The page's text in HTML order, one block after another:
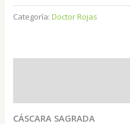
Categoría:Doctor Rojas
CÁSCARA SAGRADA